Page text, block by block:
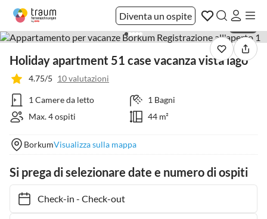
Diventa un ospite
Holiday apartment 51 case vacanza vista lago
4.75/5 10 valutazioni
1 Camere da letto
1 Bagni
Max. 4 ospiti
44 m²
BorkumVisualizza sulla mappa
Si prega di selezionare date e numero di ospiti
Check-in- Check-out